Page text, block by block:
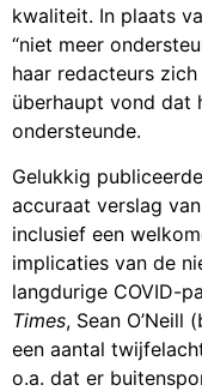
kwaliteit. In plaats
“niet meer
haar redacteurs
überhaupt vond dat
ondersteunde.
Gelukkig publiceerde
accuraat verslag
inclusief een
implicaties van de
langdurige COVID-
Times, Sean
een aantal
o.a. dat er